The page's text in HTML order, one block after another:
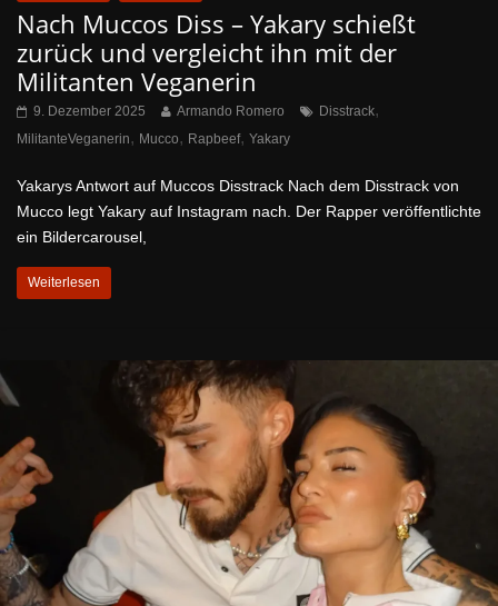
Nach Muccos Diss – Yakary schießt
zurück und vergleicht ihn mit der
Militanten Veganerin
9. Dezember 2025 Armando Romero Disstrack,
MilitanteVeganerin, Mucco, Rapbeef, Yakary
Yakarys Antwort auf Muccos Disstrack Nach dem Disstrack von
Mucco legt Yakary auf Instagram nach. Der Rapper veröffentlichte
ein Bildercarousel,
Weiterlesen